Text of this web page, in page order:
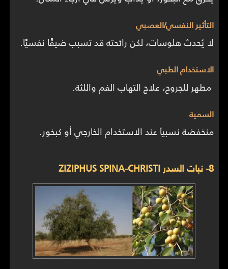
التأثير النفسي/العصبي
لا يُحدث هلوسات، لكن رائحته قد تسبب ضيقًا نفسيًا.
الاستخدام الطبي
مطهر للجروح، علاج التهاب الفم واللثة.
السمية
منخفضة نسبياً عند الاستخدام الخارجي أو كبخور.
8- نبات السدر ZIZIPHUS SPINA-CHRISTI